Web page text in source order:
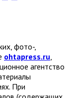
фото-,
ohtapress.ru,
агентство
При